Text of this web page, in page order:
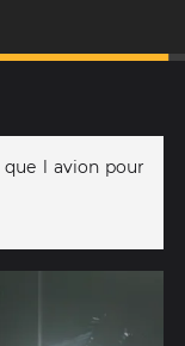
que l avion pour